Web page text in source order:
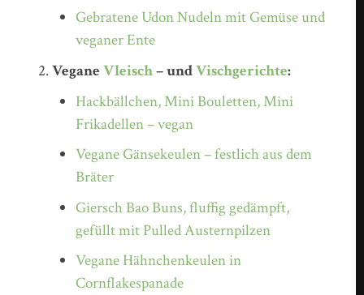
Gebratene Udon Nudeln mit Gemüse und
veganer Ente
Vegane Vleisch– undVischgerichte:
Hackbällchen, Mini Bouletten, Mini
Frikadellen – vegan
Vegane Gänsekeulen – festlich aus dem
Bräter
Giersch Bao Buns, fluffig gedämpft,
gefüllt mit Pulled Austernpilzen
Vegane Hähnchenkeulen in
Cornflakespanade